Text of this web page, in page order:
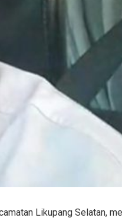
Likupang Selatan,